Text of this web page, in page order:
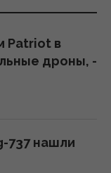
Patriot в
дроны, -
737 нашли